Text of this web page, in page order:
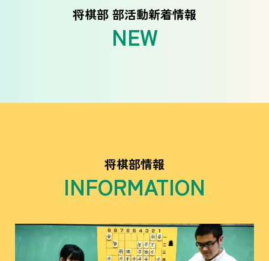
卒業生メッセージ
将棋部 部活動新着情報
将棋部情報